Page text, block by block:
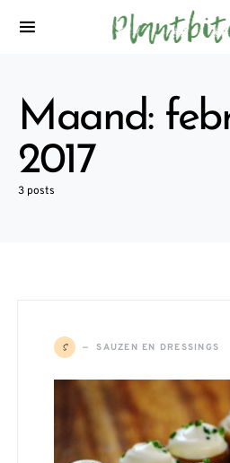
Maand:
2017
3 posts
S SAUZEN EN DRESSINGS